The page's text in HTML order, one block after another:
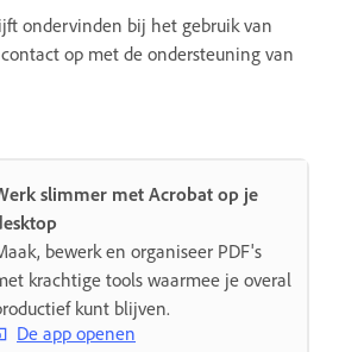
ondervinden bij het gebruik van
op met de ondersteuning van
slimmer met Acrobat op je
bewerk en organiseer PDF's
krachtige tools waarmee je overal
kunt blijven.
De app openen